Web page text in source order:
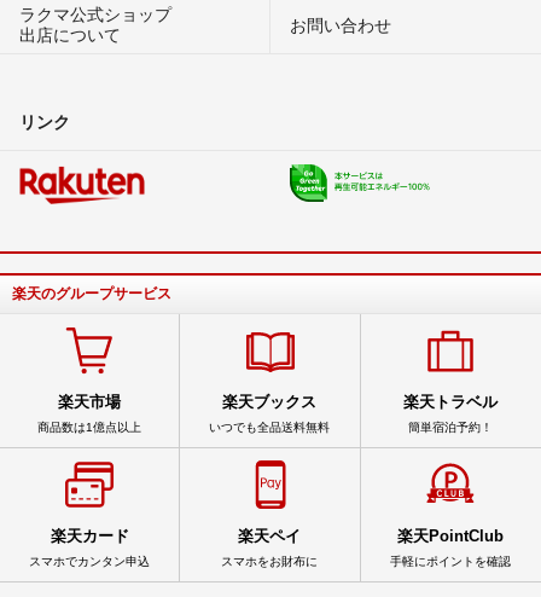
ラクマ公式ショップ
出店について
お問い合わせ
リンク
楽天のグループサービス
楽天市場
商品数は1億点以上
楽天ブックス
いつでも全品送料無料
楽天トラベル
簡単宿泊予約！
楽天カード
スマホでカンタン申込
楽天ペイ
スマホをお財布に
楽天PointClub
手軽にポイントを確認